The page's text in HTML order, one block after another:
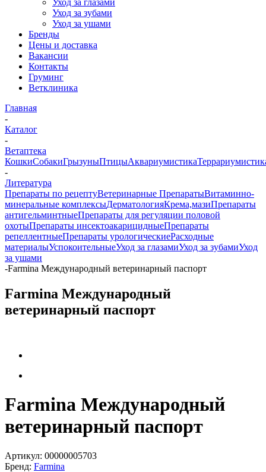
Уход за глазами
Уход за зубами
Уход за ушами
Бренды
Цены и доставка
Вакансии
Контакты
Груминг
Ветклиника
Главная
-
Каталог
-
Ветаптека
КошкиСобакиГрызуныПтицыАквариумистика
-
Литература
Препараты по рецептуВетеринарные ПрепаратыВитаминно-
минеральные комплексыДерматологияКрема,мазиПрепараты
антигельминтныеПрепараты для регуляции половой
охотыПрепараты инсектоакарицидныеПрепараты
репеллентныеПрепараты урологическиеРасходные
материалыУспокоительныеУход за глазамиУход за зубамиУход
за ушами
-Farmina Международный ветеринарный паспорт
Farmina Международный
ветеринарный паспорт
Farmina Международный
ветеринарный паспорт
Артикул: 00000005703
Бренд: Farmina